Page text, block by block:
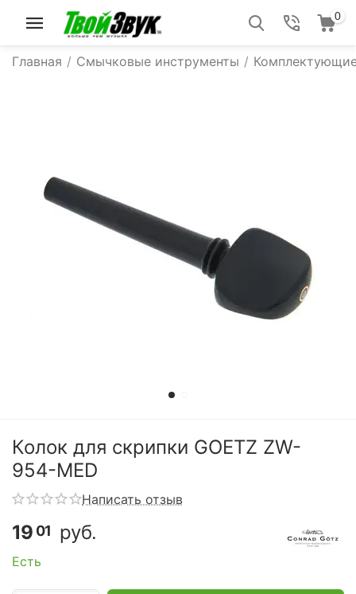
0
Главная / Смычковые инструменты /
Колок для скрипки GOETZ ZW-
954-MED
Написать отзыв
19 01 руб.
Есть